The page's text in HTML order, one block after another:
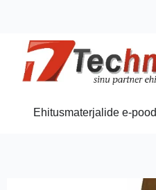
Ehitusmaterjalide e-pood